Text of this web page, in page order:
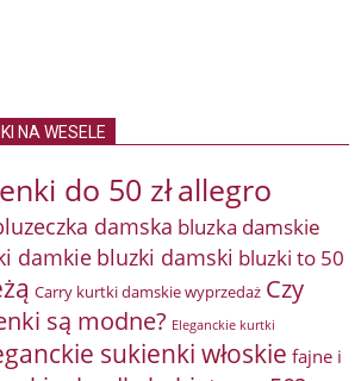
NA WESELE
do 50 złallegro
damska bluzka damskie
damkie bluzki damski bluzki to 50
Carry kurtki damskie wyprzedaż Czy
są modne? Eleganckie kurtki
sukienki włoskie fajne i